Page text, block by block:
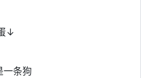
↓
一条狗